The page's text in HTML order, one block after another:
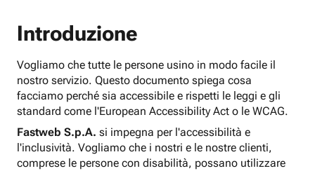
Introduzione
Vogliamo che tutte le persone usino in modo facile il
nostro servizio. Questo documento spiega cosa
facciamo perché sia accessibile e rispetti le leggi e gli
standard come l'European Accessibility Act o le WCAG.
Fastweb S.p.A. si impegna per l'accessibilità e
l'inclusività. Vogliamo che i nostri e le nostre clienti,
comprese le persone con disabilità, possano utilizzare